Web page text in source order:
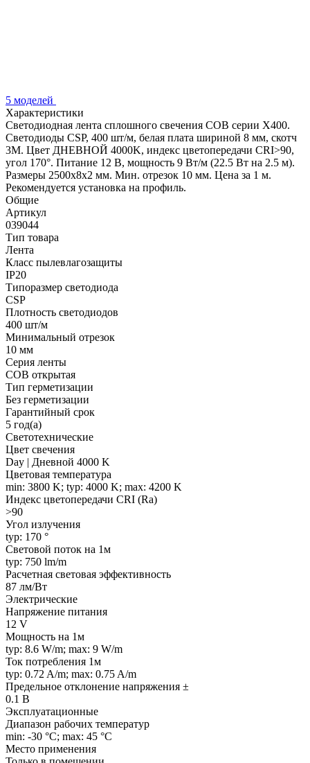
5 моделей
Характеристики
Светодиодная лента сплошного свечения COB серии X400.
Светодиоды CSP, 400 шт/м, белая плата шириной 8 мм, скотч
3M. Цвет ДНЕВНОЙ 4000K, индекс цветопередачи CRI>90,
угол 170°. Питание 12 В, мощность 9 Вт/м (22.5 Вт на 2.5 м).
Размеры 2500х8х2 мм. Мин. отрезок 10 мм. Цена за 1 м.
Рекомендуется установка на профиль.
Общие
Артикул
039044
Тип товара
Лента
Класс пылевлагозащиты
IP20
Типоразмер светодиода
CSP
Плотность светодиодов
400 шт/м
Минимальный отрезок
10 мм
Серия ленты
COB открытая
Тип герметизации
Без герметизации
Гарантийный срок
5 год(а)
Светотехнические
Цвет свечения
Day | Дневной 4000 K
Цветовая температура
min: 3800 K; typ: 4000 K; max: 4200 K
Индекс цветопередачи CRI (Ra)
>90
Угол излучения
typ: 170 °
Световой поток на 1м
typ: 750 lm/m
Расчетная световая эффективность
87 лм/Вт
Электрические
Напряжение питания
12 V
Мощность на 1м
typ: 8.6 W/m; max: 9 W/m
Ток потребления 1м
typ: 0.72 A/m; max: 0.75 A/m
Предельное отклонение напряжения ±
0.1 В
Эксплуатационные
Диапазон рабочих температур
min: -30 °C; max: 45 °C
Место применения